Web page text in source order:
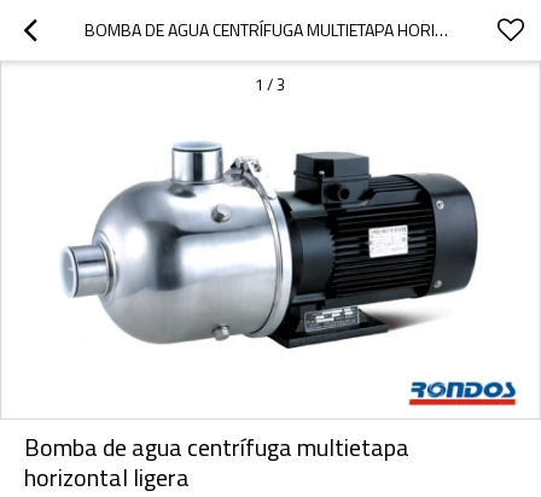
BOMBA DE AGUA CENTRÍFUGA MULTIETAPA HORIZONTAL LIGERA
1 /3
Bomba de agua centrífuga multietapa
horizontal ligera